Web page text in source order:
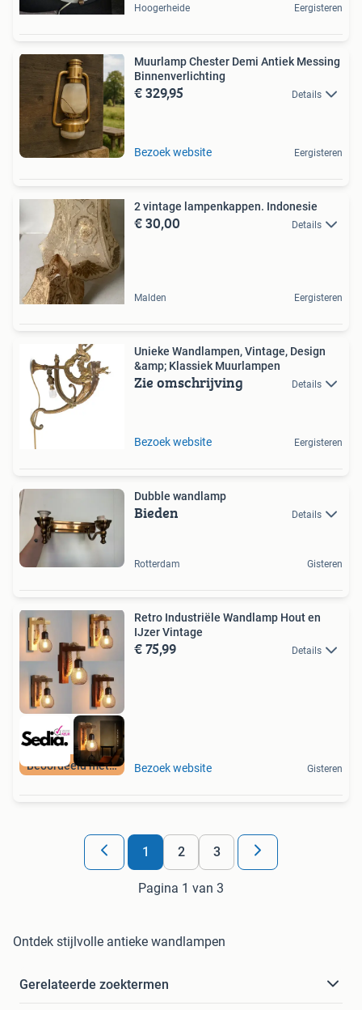
Hoogerheide Eergisteren
Muurlamp Chester Demi Antiek Messing
Binnenverlichting
€ 329,95 Details
Bezoek website Eergisteren
2 vintage lampenkappen. Indonesie
€ 30,00 Details
Malden Eergisteren
Unieke Wandlampen, Vintage, Design
&amp; Klassiek Muurlampen
Zie omschrijving Details
Bezoek website Eergisteren
Dubble wandlamp
Bieden Details
Rotterdam Gisteren
Beoordeeld met 9+
Retro Industriële Wandlamp Hout en
IJzer Vintage
€ 75,99 Details
Bezoek website Gisteren
1 2 3
Pagina 1 van 3
Ontdek stijlvolle antieke wandlampen
Gerelateerde zoektermen